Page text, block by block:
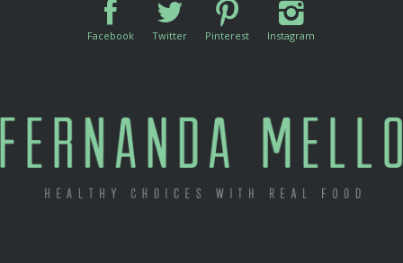
Facebook Twitter Pinterest Instagram